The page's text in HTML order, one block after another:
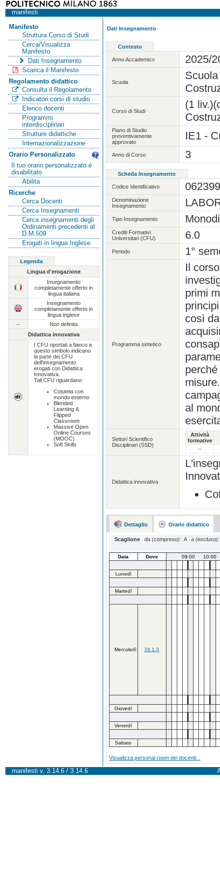
manifesti
Manifesto
Struttura Corso di Studi
Cerca/Visualizza
Manifesto
Dati Insegnamento
Scarica il Manifesto
Regolamento didattico
Consulta il Regolamento
Indicatori corsi di studio
Elenco docenti
Programmi
interdisciplinari
Strutture didattiche
Internazionalizzazione
Orario Personalizzato
Il tuo orario personalizzato è
disabilitato
Abilita
Ricerche
Cerca Docenti
Cerca Insegnamenti
Cerca insegnamenti degli
Ordinamenti precedenti al
D.M.509
Erogati in lingua Inglese
Legenda
Lingua d'erogazione
Insegnamento
completamente offerto in
lingua italiana
Insegnamento
completamente offerto in
lingua inglese
--
Non definita
Didattica innovativa
I CFU riportati a fianco a
questo simbolo indicano
la parte dei CFU
dell'insegnamento
erogati con Didattica
Innovativa.
Tali CFU riguardano:
Cotutela con
mondo esterno
Blended
Learning &
Flipped
Classroom
Massive Open
Online Courses
(MOOC)
Soft Skills
Dati Insegnamento
Contesto
Anno Accademico 2025/
Scuola
Corso di Studi
(1
Piano di Studio
preventivamente
approvato
IE1 -
Anno di Corso 3
Scheda Insegnamento
Codice Identificativo
Denominazione
Insegnamento
Tipo Insegnamento
Crediti Formativi
Universitari (CFU)
6.0
Periodo 1°
Programma sintetico
Il
primi
così
al
Settori Scientifico
Disciplinari (SSD)
Attività
formative
--
Didattica innovativa
Dettaglio Orario didattico
Scaglione da (compreso): Aa (escluso):
Data Dove 09:00 10:00
Lunedì
Martedì
Mercoledì 26.1.3
Giovedì
Venerdì
Sabato
Visualizza personal room dei docenti...
manifesti v. 3.14.6 / 3.14.6